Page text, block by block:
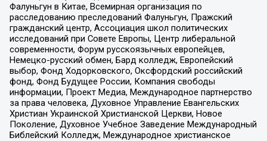
Фалуньгун в Китае, Всемирная организация по
расследованию преследований Фалуньгун, Пражский
гражданский центр, Ассоциация школ политических
исследований при Совете Европы, Центр либеральной
современности, Форум русскоязычных европейцев,
Немецко-русский обмен, Бард колледж, Европейский
выбор, Фонд Ходорковского, Оксфордский российский
фонд, Фонд Будущее России, Компания свободы
информации, Проект Медиа, Международное партнерство
за права человека, Духовное Управление Евангельских
Христиан Украинской Христианской Церкви, Новое
Поколение, Духовное Учебное Заведение Международный
Библейский Колледж, Международное христианское